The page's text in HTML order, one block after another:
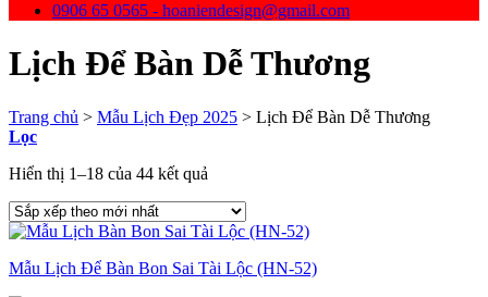
0906 65 0565 - hoaniendesign@gmail.com
Lịch Để Bàn Dễ Thương
Trang chủ > Mẫu Lịch Đẹp 2025 > Lịch Để Bàn Dễ Thương
Lọc
Hiển thị 1–18 của 44 kết quả
xếp
theo
nhất
Mẫu Lịch Để Bàn Bon Sai Tài Lộc (HN-52)